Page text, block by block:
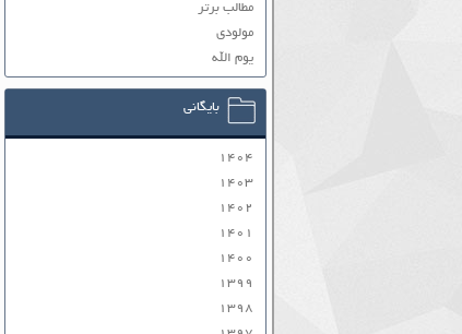
مطالب برتر
مولودی
یوم الله
بایگانی
۱۴۰۴
۱۴۰۳
۱۴۰۲
۱۴۰۱
۱۴۰۰
۱۳۹۹
۱۳۹۸